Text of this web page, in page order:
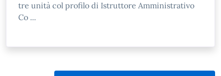
tre unità col profilo di Istruttore Amministrativo
Co ...